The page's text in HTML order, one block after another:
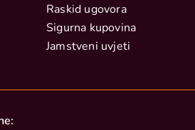
Raskid ugovora
Sigurna kupovina
Jamstveni uvjeti